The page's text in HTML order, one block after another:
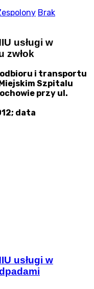
Brak
usługi w
zwłok
odbioru i transportu
Miejskim Szpitalu
przy ul.
data
usługi w